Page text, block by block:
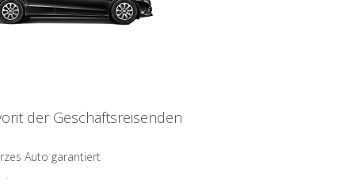
der Geschäftsreisenden
Auto garantiert